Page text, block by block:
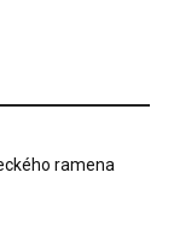
ramena